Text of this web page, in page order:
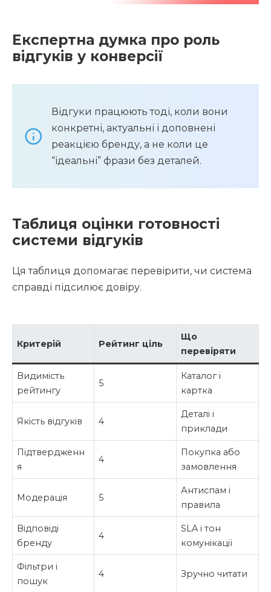
Експертна думка про роль
відгуків у конверсії
Відгуки працюють тоді, коли вони
конкретні, актуальні і доповнені
реакцією бренду, а не коли це
“ідеальні” фрази без деталей.
Таблиця оцінки готовності
системи відгуків
Ця таблиця допомагає перевірити, чи система
справді підсилює довіру.
Критерій Рейтинг ціль
Що
перевіряти
Видимість
рейтингу
5
Каталог і
картка
Якість відгуків 4
Деталі і
приклади
Підтвердженн
я
4
Покупка або
замовлення
Модерація 5
Антиспам і
правила
Відповіді
бренду
4
SLA і тон
комунікації
Фільтри і
пошук
4 Зручно читати